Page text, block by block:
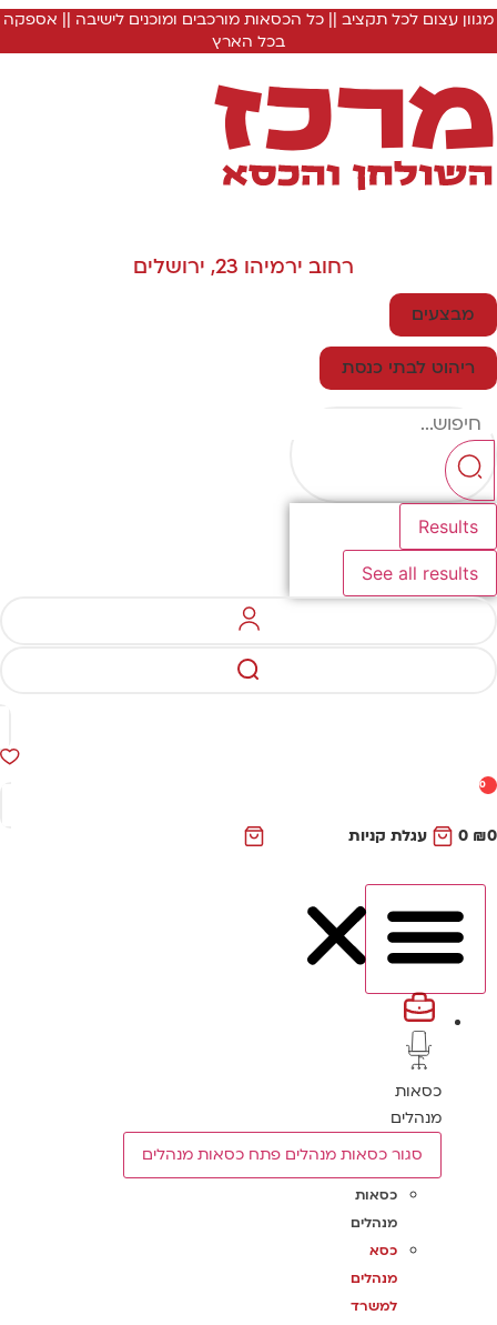
מגוון עצום לכל תקציב || כל הכסאות מורכבים ומוכנים לישיבה || אספקה
בכל הארץ
רחוב ירמיהו 23, ירושלים
מבצעים
ריהוט לבתי כנסת
Results
See all results
0
₪
0 עגלת קניות
כסאות
מנהלים
סגור כסאות מנהלים פתח כסאות מנהלים
כסאות
מנהלים
כסא
מנהלים
למשרד